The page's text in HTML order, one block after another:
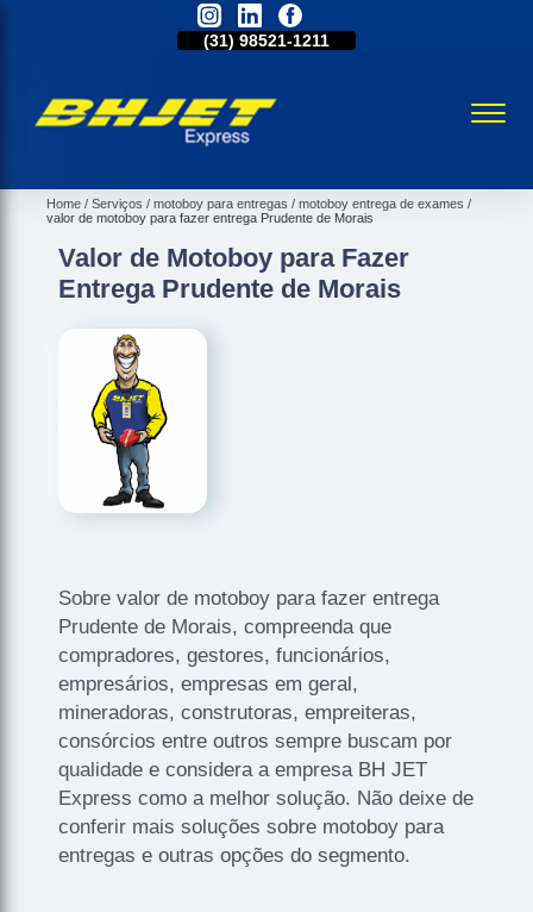
(31) 98521-1211
Home Serviços motoboy para entregas
motoboy entrega de exames
valor de motoboy para fazer entrega Prudente de Morais
Valor de Motoboy para Fazer
Entrega Prudente de Morais
Sobre valor de motoboy para fazer entrega
Prudente de Morais, compreenda que
compradores, gestores, funcionários,
empresários, empresas em geral,
mineradoras, construtoras, empreiteras,
consórcios entre outros sempre buscam por
qualidade e considera a empresa BH JET
Express como a melhor solução. Não deixe de
conferir mais soluções sobre motoboy para
entregas e outras opções do segmento.